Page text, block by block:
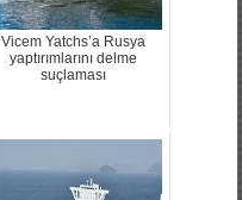
Vicem Yatchs’a Rusya
yaptırımlarını delme
suçlaması